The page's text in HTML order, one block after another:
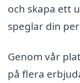
och skapa ett
speglar din
Genom vår
på flera